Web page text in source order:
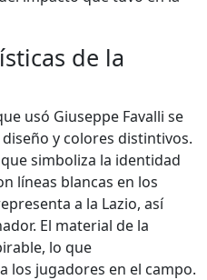
de la
usó Giuseppe Favalli se
y colores distintivos.
simboliza la identidad
líneas blancas en los
a la Lazio, así
El material de la
lo que
los jugadores en el campo.